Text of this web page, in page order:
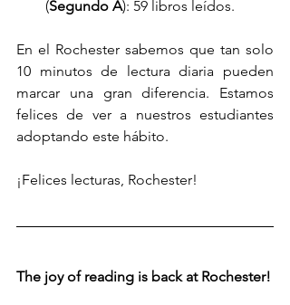
(Segundo A): 59 libros leídos.
En el Rochester sabemos que tan solo
10 minutos de lectura diaria pueden
marcar una gran diferencia. Estamos
felices de ver a nuestros estudiantes
adoptando este hábito.
¡Felices lecturas, Rochester!
The joy of reading is back at Rochester!